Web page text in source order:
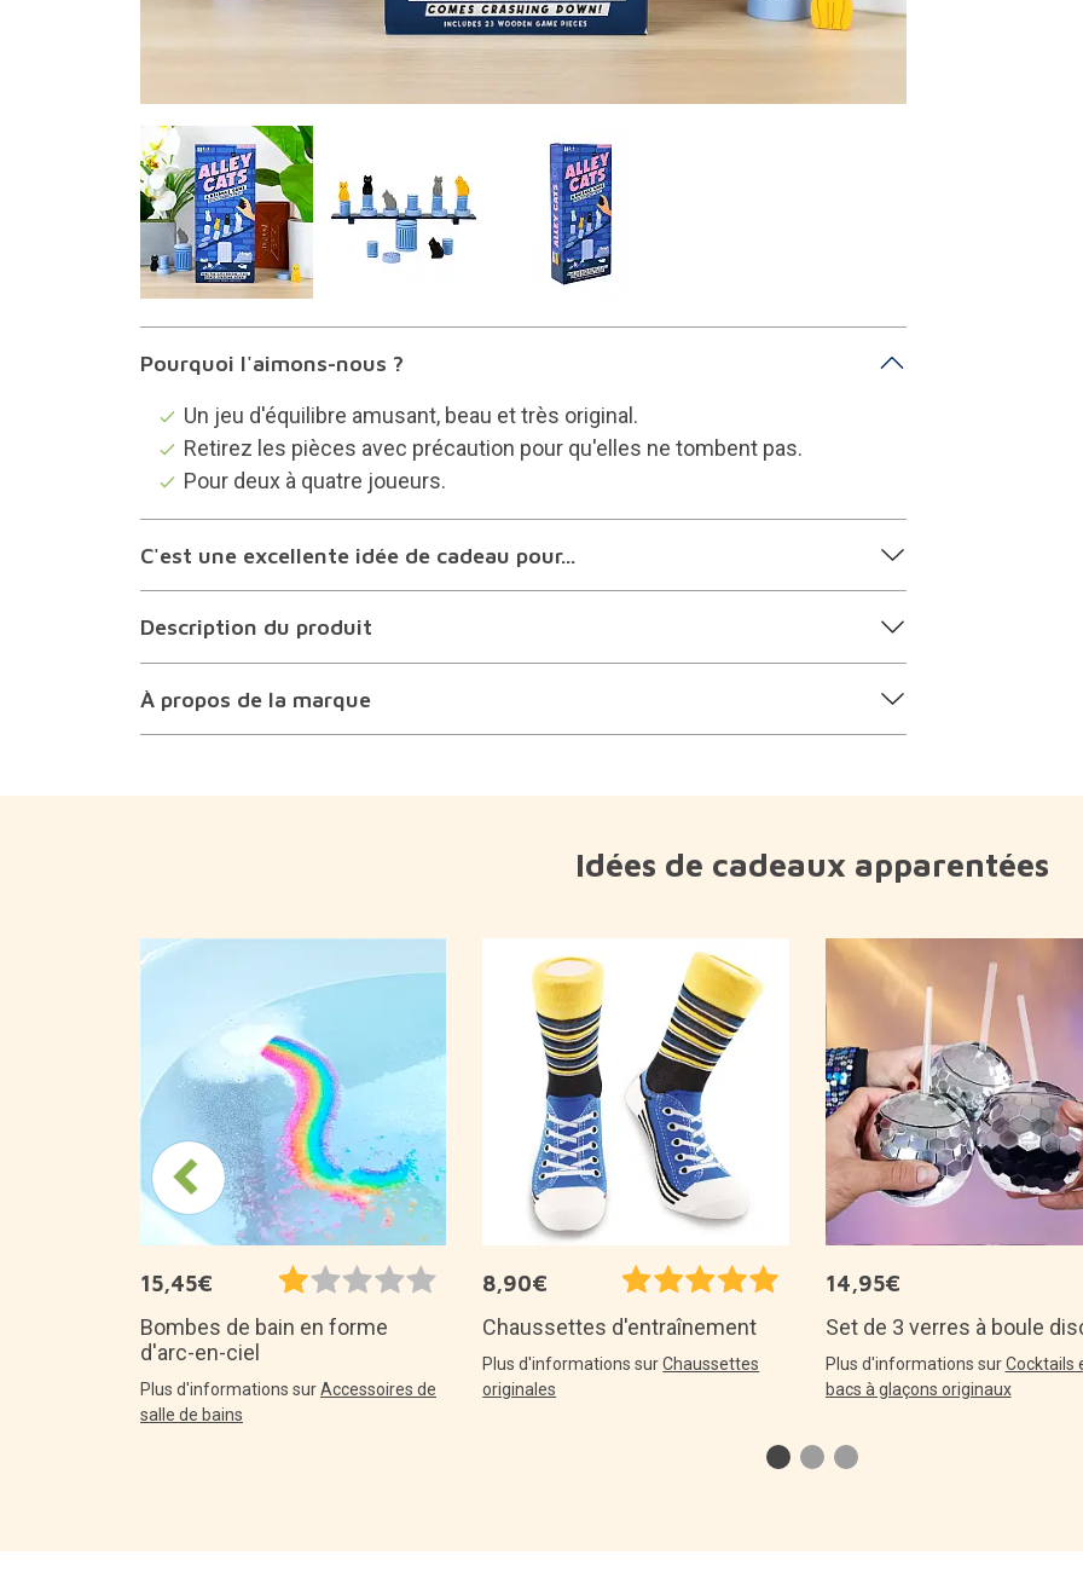
Pourquoi l'aimons-nous ?
Un jeu d'équilibre amusant, beau et très original.
Retirez les pièces avec précaution pour qu'elles ne tombent pas.
Pour deux à quatre joueurs.
C'est une excellente idée de cadeau pour...
Description du produit
À propos de la marque
Idées de cadeaux apparentées
15,45€
Bombes de bain en forme
d'arc-en-ciel
Plus d'informations surAccessoires de
salle de bains
8,90€
Chaussettes d'entraînement
Plus d'informations surChaussettes
originales
14,95€
Set de 3 verres à boule
Plus d'informations surCocktails
bacs à glaçons originaux